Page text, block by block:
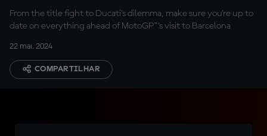
From the title fight to Ducati's dilemma, make sure you're up to
date on everything ahead of MotoGP™'s visit to Barcelona
22 mai. 2024
COMPARTILHAR